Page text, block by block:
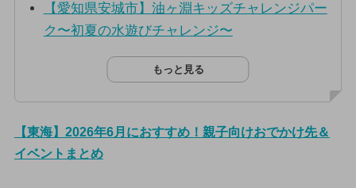
【愛知県安城市】油ヶ淵キッズチャレンジパー
ク〜初夏の水遊びチャレンジ〜
もっと見る
【東海】2026年6月におすすめ！親子向けおでかけ先＆
イベントまとめ